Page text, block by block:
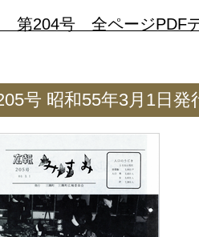
第204号 全ページPDF
号 昭和55年3月1日発